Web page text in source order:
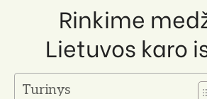
Rinkime
Lietuvos karo
Turinys